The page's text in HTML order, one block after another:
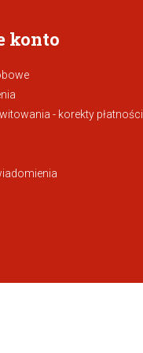
konto
- korekty płatności